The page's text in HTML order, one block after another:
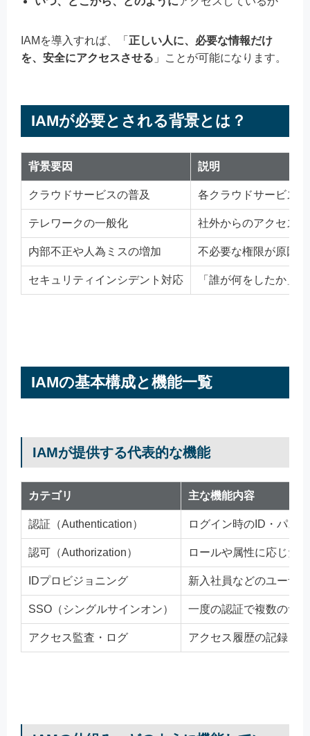
IAMを導入すれば、「 正しい人に、必要な情報だけ
を、安全にアクセスさせる 」ことが可能になります。
IAMが必要とされる背景とは？
背景要因 説明
クラウドサービスの普及 各クラウドサービス
テレワークの一般化 社外からのアクセス
内部不正や人為ミスの増加 不必要な権限が原因
セキュリティインシデント対応 「誰が何をしたか」
IAMの基本構成と機能一覧
IAMが提供する代表的な機能
カテゴリ 主な機能内容
認証（Authentication） ログイン時のID・パス
認可（Authorization） ロールや属性に応じた
IDプロビジョニング 新入社員などのユーザ
SSO（シングルサインオン） 一度の認証で複数のサ
アクセス監査・ログ アクセス履歴の記録、